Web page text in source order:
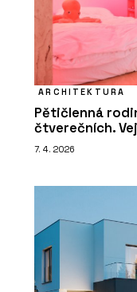
ARCHITEKTURA
Pětičlenná
čtverečních.
7. 4. 2026